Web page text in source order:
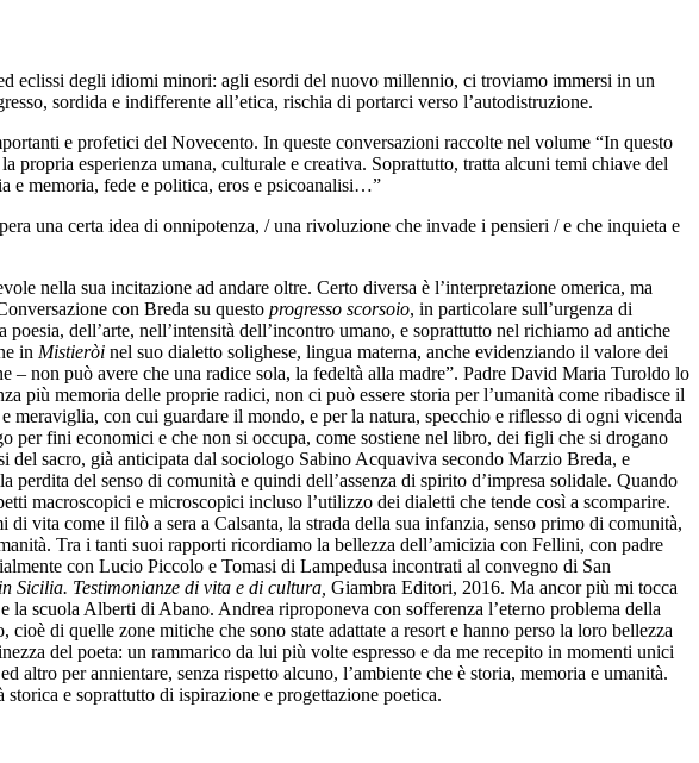
eclissi degli idiomi minori: agli esordi del nuovo millennio, ci troviamo immersi in un
sordida e indifferente all’etica, rischia di portarci verso l’autodistruzione.
e profetici del Novecento. In queste conversazioni raccolte nel volume “In questo
esperienza umana, culturale e creativa. Soprattutto, tratta alcuni temi chiave del
e memoria, fede e politica, eros e psicoanalisi…”
una certa idea di onnipotenza, / una rivoluzione che invade i pensieri / e che inquieta e
nella sua incitazione ad andare oltre. Certo diversa è l’interpretazione omerica, ma
con Breda su questo progresso scorsoio, in particolare sull’urgenza di
dell’arte, nell’intensità dell’incontro umano, e soprattutto nel richiamo ad antiche
in Mistieròi nel suo dialetto solighese, lingua materna, anche evidenziando il valore dei
non può avere che una radice sola, la fedeltà alla madre”. Padre David Maria Turoldo lo
più memoria delle proprie radici, non ci può essere storia per l’umanità come ribadisce il
meraviglia, con cui guardare il mondo, e per la natura, specchio e riflesso di ogni vicenda
per fini economici e che non si occupa, come sostiene nel libro, dei figli che si drogano
sacro, già anticipata dal sociologo Sabino Acquaviva secondo Marzio Breda, e
del senso di comunità e quindi dell’assenza di spirito d’impresa solidale. Quando
macroscopici e microscopici incluso l’utilizzo dei dialetti che tende così a scomparire.
vita come il filò a sera a Calsanta, la strada della sua infanzia, senso primo di comunità,
Tra i tanti suoi rapporti ricordiamo la bellezza dell’amicizia con Fellini, con padre
con Lucio Piccolo e Tomasi di Lampedusa incontrati al convegno di San
Sicilia. Testimonianze di vita e di cultura, Giambra Editori, 2016. Ma ancor più mi tocca
scuola Alberti di Abano. Andrea riproponeva con sofferenza l’eterno problema della
di quelle zone mitiche che sono state adattate a resort e hanno perso la loro bellezza
del poeta: un rammarico da lui più volte espresso e da me recepito in momenti unici
per annientare, senza rispetto alcuno, l’ambiente che è storia, memoria e umanità.
e soprattutto di ispirazione e progettazione poetica.